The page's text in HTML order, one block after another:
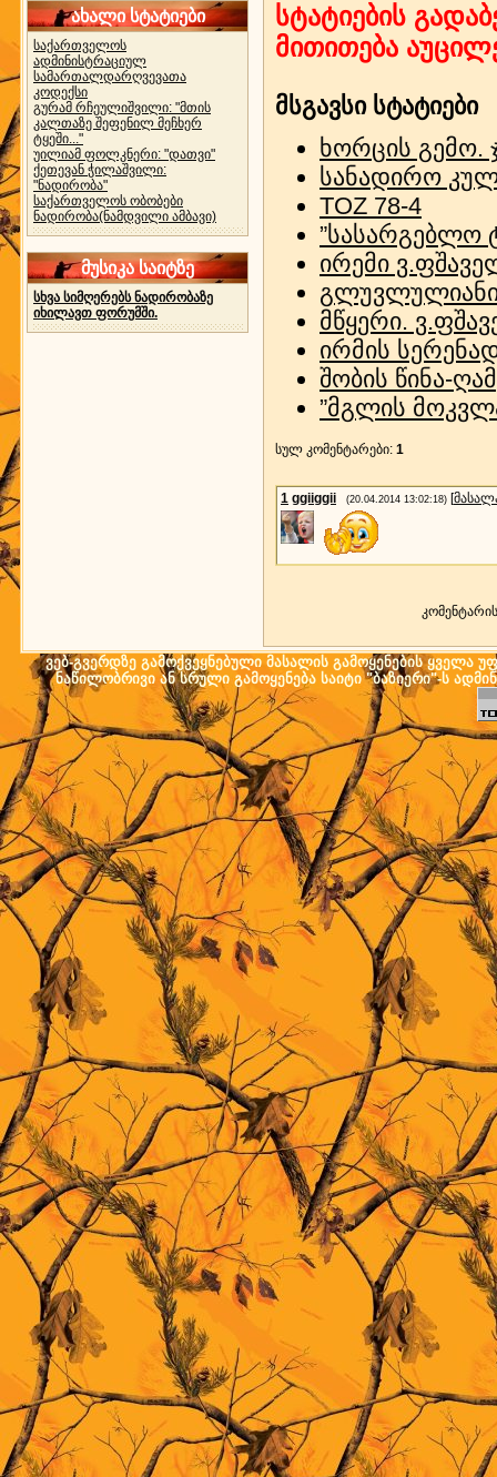
ახალი სტატიები
საქართველოს
ადმინისტრაციულ
სამართალდარღვევათა
კოდექსი
გურამ რჩეულიშვილი: "მთის
კალთაზე შეფენილ მეჩხერ
ტყეში..."
უილიამ ფოლკნერი: "დათვი"
ქეთევან ჭილაშვილი:
"ნადირობა"
საქართველოს ობობები
ნადირობა(ნამდვილი ამბავი)
მუსიკა საიტზე
სხვა სიმღერებს ნადირობაზე
იხილავთ ფორუმში.
სტატიების
მითითება
მსგავსი სტატიები
ხორცის
სანადირო
TOZ 78-4
”სასარგებლო
ირემი
მწყერი.
ირმის
შობის წინა-
”მგლის
სულ კომენტარები: 1
1 ggiiggii (20.04.2014 13:02:18) [
ვებ-გვერდზე გამოქვეყნებული მასალის გამოყენების ყველა
ნაწილობრივი ან სრული გამოყენება საიტი "ბაზიერი"-ს